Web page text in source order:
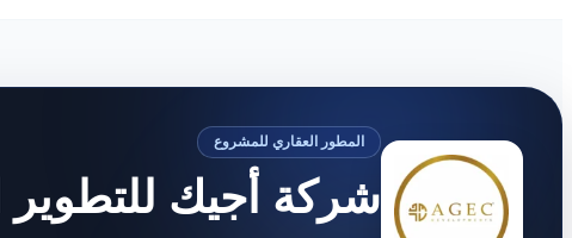
المطور العقاري للمشروع
شركة أجيك للتطوير